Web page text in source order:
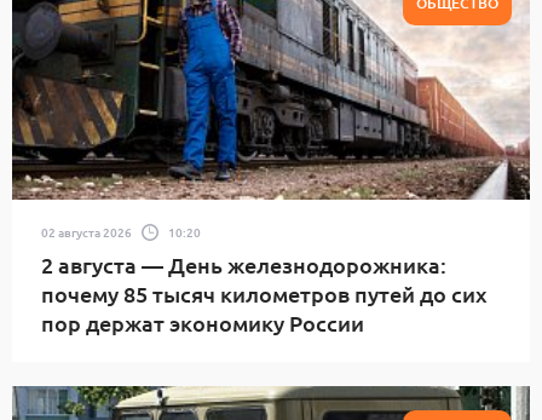
02 августа 2026 10:20
2 августа — День железнодорожника:
почему 85 тысяч километров путей до сих
пор держат экономику России